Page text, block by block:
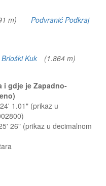
m)
Podvranić Podkraj
Brloški Kuk (1.864 m)
i gdje je Zapadno-
1.01" (prikaz u
26" (prikaz u decimalnom